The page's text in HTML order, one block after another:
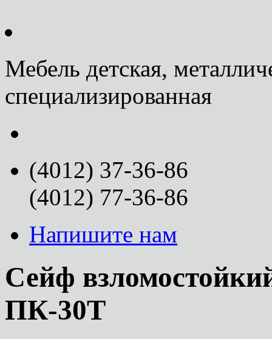
Мебель детская,
специализированная
(4012) 37-36-86
(4012) 77-36-86
Напишите нам
Сейф
ПК-30Т